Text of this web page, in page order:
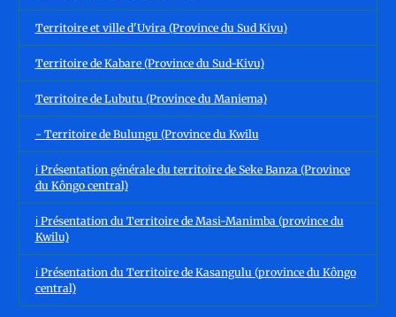
Territoire et ville d'Uvira (Province du Sud Kivu)
Territoire de Kabare (Province du Sud-Kivu)
Territoire de Lubutu (Province du Maniema)
- Territoire de Bulungu (Province du Kwilu
ℹ️ Présentation générale du territoire de Seke Banza (Province
du Kôngo central)
ℹ️ Présentation du Territoire de Masi-Manimba (province du
Kwilu)
ℹ️ Présentation du Territoire de Kasangulu (province du Kôngo
central)